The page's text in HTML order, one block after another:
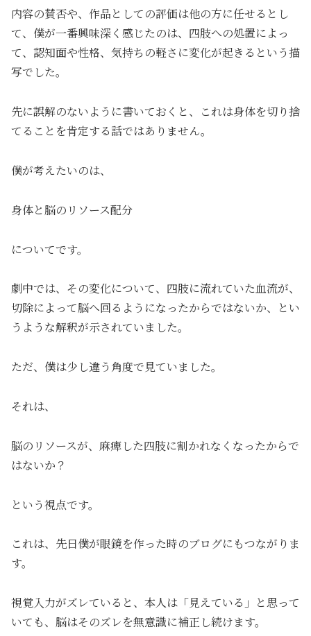
内容の賛否や、作品としての評価は他の方に任せるとし
て、僕が一番興味深く感じたのは、四肢への処置によっ
て、認知面や性格、気持ちの軽さに変化が起きるという描
写でした。
先に誤解のないように書いておくと、これは身体を切り捨
てることを肯定する話ではありません。
僕が考えたいのは、
身体と脳のリソース配分
についてです。
劇中では、その変化について、四肢に流れていた血流が、
切除によって脳へ回るようになったからではないか、とい
うような解釈が示されていました。
ただ、僕は少し違う角度で見ていました。
それは、
脳のリソースが、麻痺した四肢に割かれなくなったからで
はないか？
という視点です。
これは、先日僕が眼鏡を作った時のブログにもつながりま
す。
視覚入力がズレていると、本人は「見えている」と思って
いても、脳はそのズレを無意識に補正し続けます。